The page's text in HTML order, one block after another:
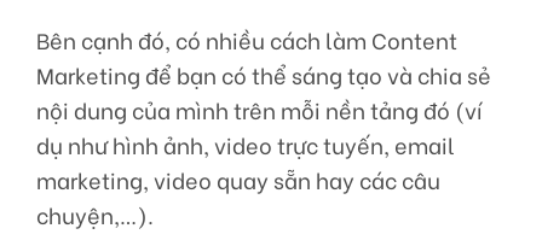
Bên cạnh đó, có nhiều cách làm Content
Marketing để bạn có thể sáng tạo và chia sẻ
nội dung của mình trên mỗi nền tảng đó (ví
dụ như hình ảnh, video trực tuyến, email
marketing, video quay sẵn hay các câu
chuyện,…).